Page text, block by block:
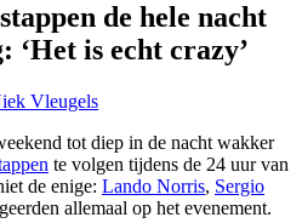
de hele nacht
is echt crazy’
Vleugels
tot diep in de nacht wakker
te volgen tijdens de 24 uur van
de enige: Lando Norris, Sergio
allemaal op het evenement.